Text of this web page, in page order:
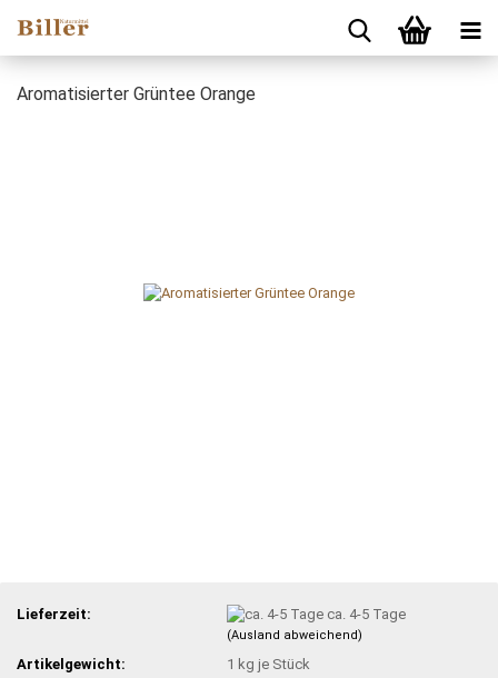
Aromatisierter Grüntee Orange
Lieferzeit: ca. 4-5 Tage
(Ausland abweichend)
Artikelgewicht: 1 kg je Stück